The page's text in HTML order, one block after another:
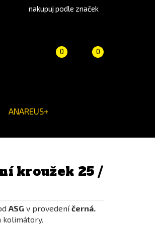
nakupuj podle značek
Košík 0
(prázdný)
Porovnání
0
ANAREUS+
kroužek 25 /
ASG v provedeníčerná.
kolimátory.